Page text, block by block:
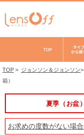
TOP > ジョンソン＆ジョンソン>
箱）
夏季（お盆
お求めの度数がない場